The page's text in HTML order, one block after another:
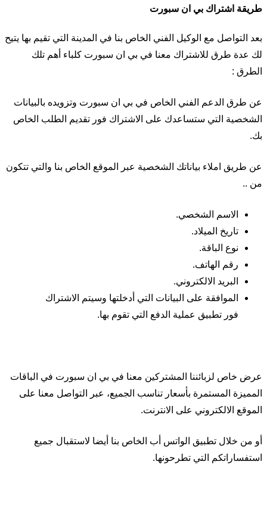
طريقة اشتراك بي ان سبورت
بعد التواصل مع الوكيل الفني الخاص بنا في المدينة التي تقيم بها يتيح
لك عدة طرق للاشتراك معنا في بي ان سبورت كلباء أهم تلك
الطرق :
عن طرق الدعم الفني الخاص في بي ان سبورت وتزويده بالبيانات
الشخصية التي ستساعدك على الاشتراك فور تقديم الطلب الخاص
بك.
عن طريق املاء بياناتك الشخصية عبر الموقع الخاص بنا والتي تتكون
من ..
الاسم الشخصي.
تاريخ الميلاد.
نوع الباقة.
رقم الهاتف.
البريد الالكتروني.
الموافقة على البيانات التي أدخلتها وسيتم الاشتراك
فور تطبيق عملية الدفع التي تقوم بها.
عرض خاص لزبائننا المشتركين معنا في بي ان سبورت في الباقات
المميزة المستمرة بأسعار تناسب الجميع، عبر التواصل معنا على
الموقع الالكتروني على الانترنت.
أو من خلال تطبيق الواتس أب الخاص بنا أيضا لاستقبال جميع
استفساراتكم التي تطرحونها.